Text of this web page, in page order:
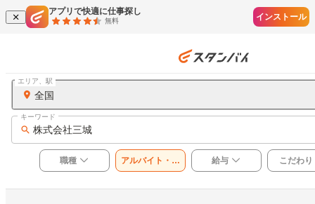
アプリで快適に仕事探し
無料 インストール
全国
エリア、駅
株式会社三城
キーワード
職種
アルバイト・パ
ート
給与 こだわり